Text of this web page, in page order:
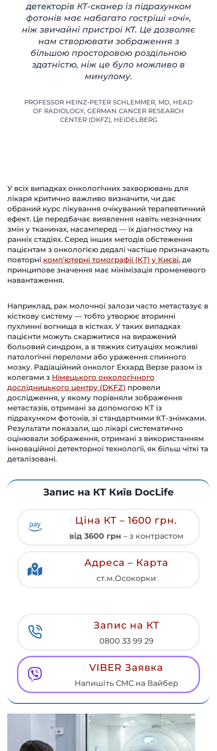
детекторів КТ-сканер із підрахунком
фотонів має набагато гостріші «очі»,
ніж звичайні пристрої КТ. Це дозволяє
нам створювати зображення з
більшою просторовою роздільною
здатністю, ніж це було можливо в
минулому.
PROFESSOR HEINZ-PETER SCHLEMMER, MD, HEAD
OF RADIOLOGY, GERMAN CANCER RESEARCH
CENTER (DKFZ), HEIDELBERG
У всіх випадках онкологічних захворювань для
лікаря критично важливо визначити, чи дає
обраний курс лікування очікуваний терапевтичний
ефект. Це передбачає виявлення навіть незначних
змін у тканинах, насамперед — їх діагностику на
ранніх стадіях. Серед інших методів обстеження
пацієнтам з онкологією дедалі частіше призначають
повторні комп’ютерні томографії (КТ) у Києві, де
принципове значення має мінімізація променевого
навантаження.
Наприклад, рак молочної залози часто метастазує в
кісткову систему — тобто утворює вторинні
пухлинні вогнища в кістках. У таких випадках
пацієнти можуть скаржитися на виражений
больовий синдром, а в тяжких ситуаціях можливі
патологічні переломи або ураження спинного
мозку. Радіаційний онколог Екхард Верзе разом із
колегами з Німецького онкологічного
дослідницького центру (DKFZ) провели
дослідження, у якому порівняли зображення
метастазів, отримані за допомогою КТ із
підрахунком фотонів, зі стандартними КТ-знімками.
Результати показали, що лікарі систематично
оцінювали зображення, отримані з використанням
інноваційної детекторної технології, як більш чіткі та
деталізовані.
Запис на КТ Київ DocLife
Ціна КТ – 1600 грн.
від 3600 грн – з контрастом
Адреса – Карта
ст.м.Осокорки
Запис на КТ
0800 33 99 29
VIBER Заявка
Напишіть СМС на Вайбер